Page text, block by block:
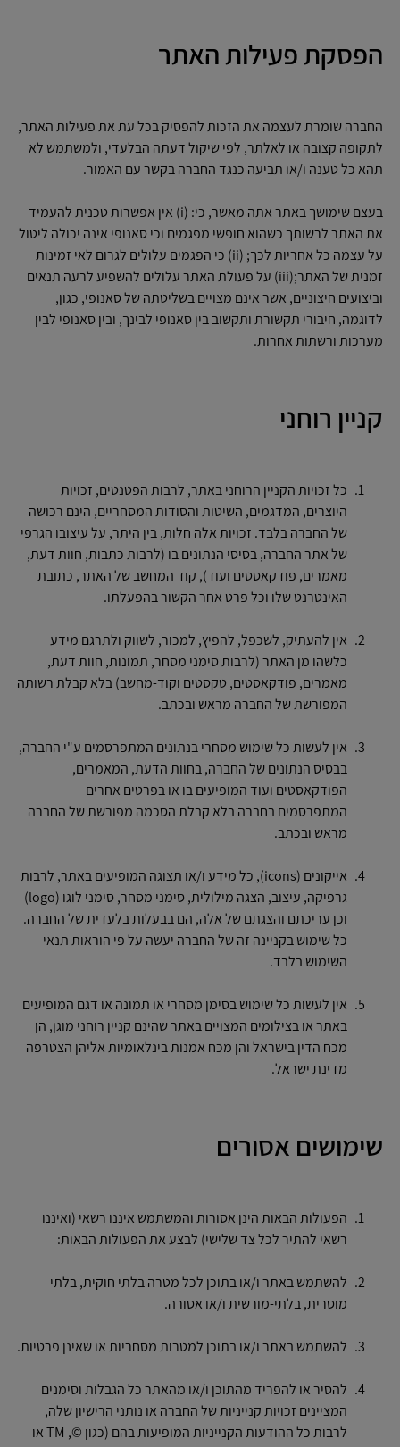
הפסקת פעילות האתר
החברה שומרת לעצמה את הזכות להפסיק בכל עת את פעילות האתר,
לתקופה קצובה או לאלתר, לפי שיקול דעתה הבלעדי, ולמשתמש לא
תהא כל טענה ו/או תביעה כנגד החברה בקשר עם האמור.
בעצם שימושך באתר אתה מאשר, כי: (i) אין אפשרות טכנית להעמיד
את האתר לרשותך כשהוא חופשי מפגמים וכי סאנופי אינה יכולה ליטול
על עצמה כל אחריות לכך; (ii) כי הפגמים עלולים לגרום לאי זמינות
זמנית של האתר;(iii) על פעולת האתר עלולים להשפיע לרעה תנאים
וביצועים חיצוניים, אשר אינם מצויים בשליטתה של סאנופי, כגון,
לדוגמה, חיבורי תקשורת ותקשוב בין סאנופי לבינך, ובין סאנופי לבין
מערכות ורשתות אחרות.
קניין רוחני
כל זכויות הקניין הרוחני באתר, לרבות הפטנטים, זכויות
היוצרים, המדגמים, השיטות והסודות המסחריים, הינם רכושה
של החברה בלבד. זכויות אלה חלות, בין היתר, על עיצובו הגרפי
של אתר החברה, בסיסי הנתונים בו (לרבות כתבות, חוות דעת,
מאמרים, פודקאסטים ועוד), קוד המחשב של האתר, כתובת
האינטרנט שלו וכל פרט אחר הקשור בהפעלתו.
אין להעתיק, לשכפל, להפיץ, למכור, לשווק ולתרגם מידע
כלשהו מן האתר (לרבות סימני מסחר, תמונות, חוות דעת,
מאמרים, פודקאסטים, טקסטים וקוד-מחשב) בלא קבלת רשותה
המפורשת של החברה מראש ובכתב.
אין לעשות כל שימוש מסחרי בנתונים המתפרסמים ע"י החברה,
בבסיס הנתונים של החברה, בחוות הדעת, המאמרים,
הפודקאסטים ועוד המופיעים בו או בפרטים אחרים
המתפרסמים בחברה בלא קבלת הסכמה מפורשת של החברה
מראש ובכתב.
אייקונים (icons), כל מידע ו/או תצוגה המופיעים באתר, לרבות
גרפיקה, עיצוב, הצגה מילולית, סימני מסחר, סימני לוגו (logo)
וכן עריכתם והצגתם של אלה, הם בבעלות בלעדית של החברה.
כל שימוש בקניינה זה של החברה יעשה על פי הוראות תנאי
השימוש בלבד.
אין לעשות כל שימוש בסימן מסחרי או תמונה או דגם המופיעים
באתר או בצילומים המצויים באתר שהינם קניין רוחני מוגן, הן
מכח הדין בישראל והן מכח אמנות בינלאומיות אליהן הצטרפה
מדינת ישראל.
שימושים אסורים
הפעולות הבאות הינן אסורות והמשתמש איננו רשאי (ואיננו
רשאי להתיר לכל צד שלישי) לבצע את הפעולות הבאות:
להשתמש באתר ו/או בתוכן לכל מטרה בלתי חוקית, בלתי
מוסרית, בלתי-מורשית ו/או אסורה.
להשתמש באתר ו/או בתוכן למטרות מסחריות או שאינן פרטיות.
להסיר או להפריד מהתוכן ו/או מהאתר כל הגבלות וסימנים
המציינים זכויות קנייניות של החברה או נותני הרישיון שלה,
לרבות כל ההודעות הקנייניות המופיעות בהם (כגון ©, TM או